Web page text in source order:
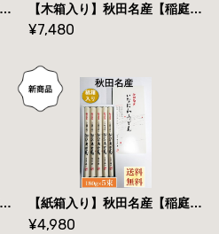
稲庭うどん】１８０g×９束（長さ：３６㎝）【贈答用】【送料無料】 【木箱入り】秋田名産【稲庭うどん】１８０g×９束（長さ：２５㎝）【贈答用】【送料無料】
¥7,480
【稲庭うどん】１８０g×３束（特製つゆ付）【送料無料】 【紙箱入り】秋田名産【稲庭うどん】１８０g×５束（長さ：３６㎝）【手作り技法】【送料無料】
¥4,980